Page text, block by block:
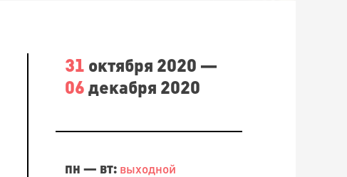
31 октября 2020 —
06 декабря 2020
пн — вт: выходной